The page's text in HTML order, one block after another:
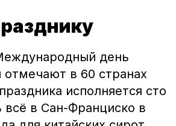
день
в 60 странах
исполняется сто
всё в Сан-Франциско в